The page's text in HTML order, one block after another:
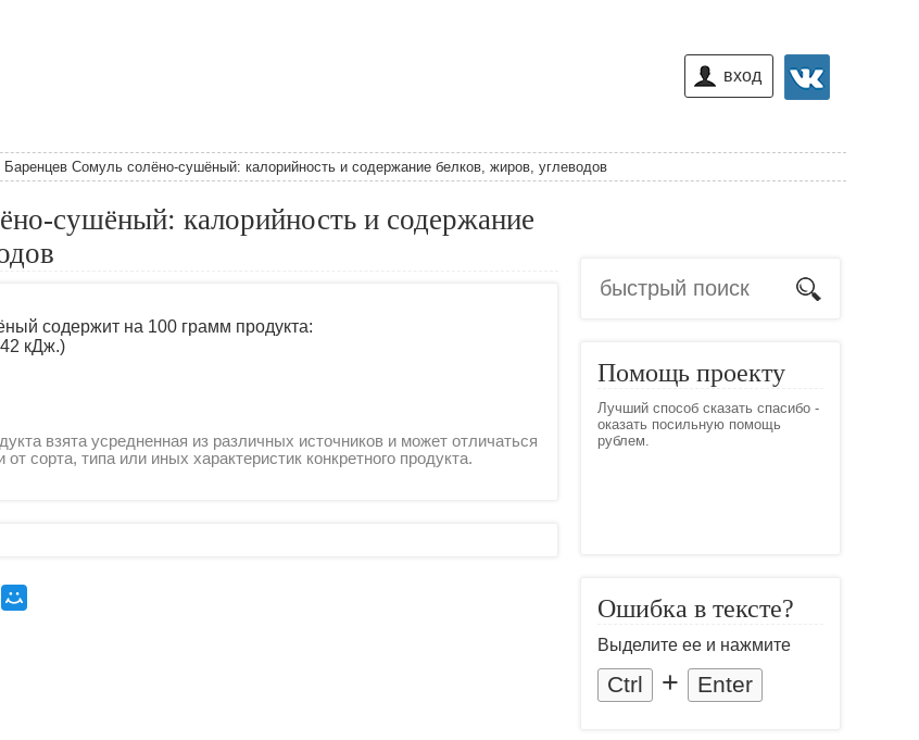
вход
Баренцев Сомуль солёно-сушёный: калорийность и содержание белков, жиров, углеводов
сушёный: калорийность и содержание
содержит на 100 грамм продукта:
кДж.)
взята усредненная из различных источников и может отличаться
сорта, типа или иных характеристик конкретного продукта.
Помощь проекту
Лучший способ сказать спасибо -
оказать посильную помощь
рублем.
Ошибка в тексте?
Выделите ее и нажмите
Ctrl + Enter